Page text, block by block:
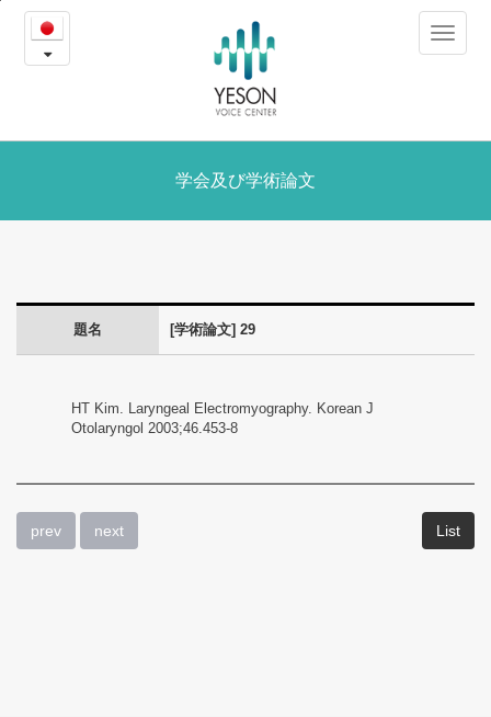
29
会
び
術
論
Toggle
学会及び学術論文
題名 [学術論文] 29
HT Kim. Laryngeal Electromyography. Korean J
Otolaryngol 2003;46.453-8
prev next List